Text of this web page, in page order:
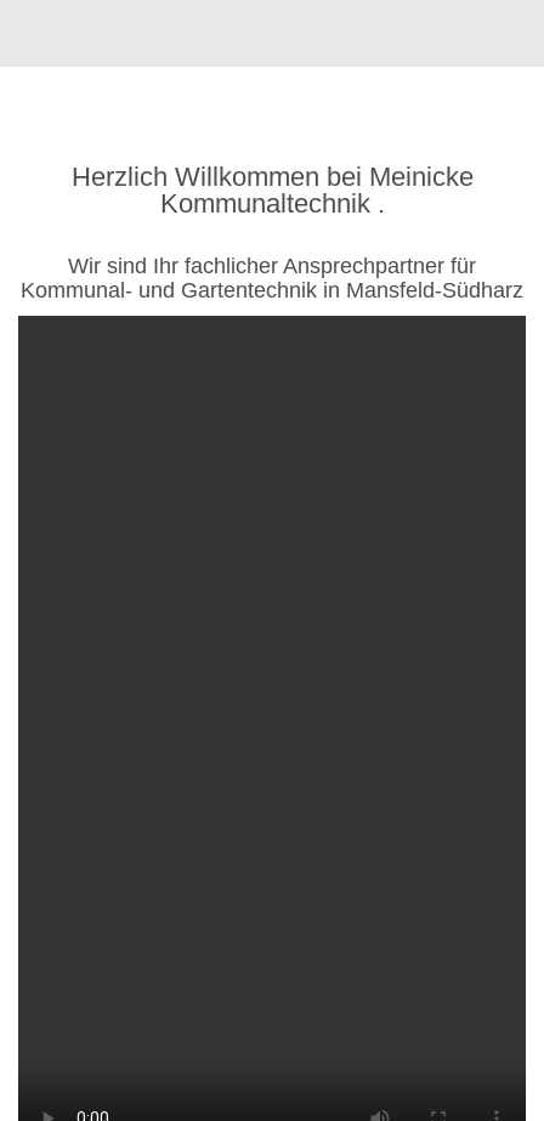
Herzlich Willkommen bei Meinicke
Kommunaltechnik .
Wir sind Ihr fachlicher Ansprechpartner für
Kommunal- und Gartentechnik in Mansfeld-Südharz